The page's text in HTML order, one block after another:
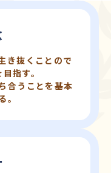
き抜くことので
指す。
合うことを基本
。